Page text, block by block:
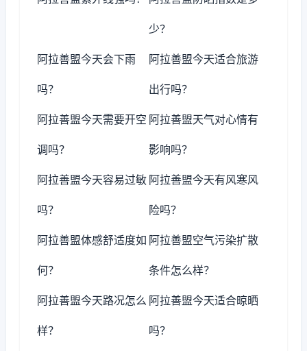
少？
阿拉善盟今天会下雨
吗？
阿拉善盟今天适合旅游
出行吗？
阿拉善盟今天需要开空
调吗？
阿拉善盟天气对心情有
影响吗？
阿拉善盟今天容易过敏
吗？
阿拉善盟今天有风寒风
险吗？
阿拉善盟体感舒适度如
何？
阿拉善盟空气污染扩散
条件怎么样？
阿拉善盟今天路况怎么
样？
阿拉善盟今天适合晾晒
吗？